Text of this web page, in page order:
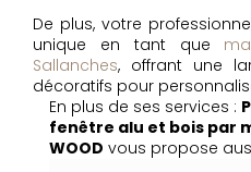
De plus, votre
unique en tant que
Sallanches, offrant une
décoratifs pour
En plus de ses services :
fenêtre alu et bois par
WOOD vous propose